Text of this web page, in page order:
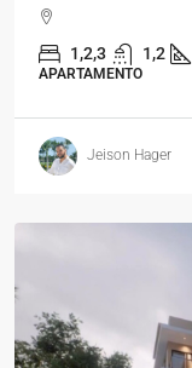
1,2,3 1,2
APARTAMENTO
Jeison Hager